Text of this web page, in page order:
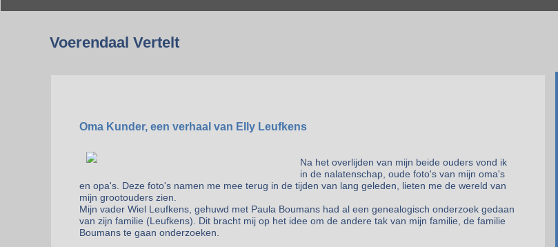
Voerendaal Vertelt
Oma Kunder, een verhaal van Elly Leufkens
Na het overlijden van mijn beide ouders vond ik
in de nalatenschap, oude foto's van mijn oma's
en opa's. Deze foto's namen me mee terug in de tijden van lang geleden, lieten me de wereld van
mijn grootouders zien.
Mijn vader Wiel Leufkens, gehuwd met Paula Boumans had al een genealogisch onderzoek gedaan
van zijn familie (Leufkens). Dit bracht mij op het idee om de andere tak van mijn familie, de familie
Boumans te gaan onderzoeken.